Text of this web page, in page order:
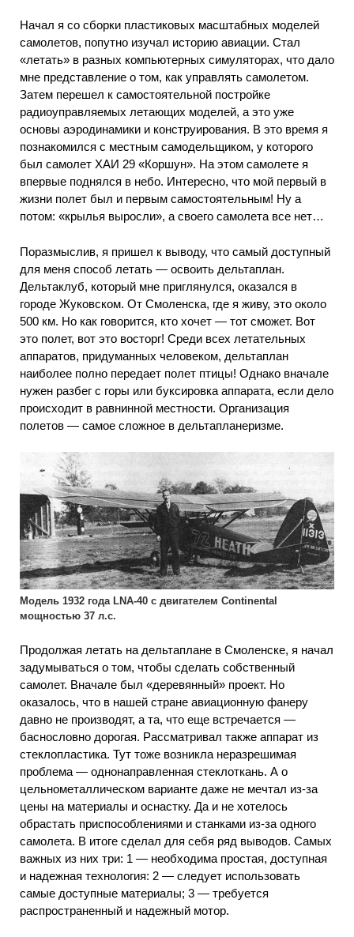
Начал я со сборки пластиковых масштабных моделей
самолетов, попутно изучал историю авиации. Стал
«летать» в разных компьютерных симуляторах, что дало
мне представление о том, как управлять самолетом.
Затем перешел к самостоятельной постройке
радиоуправляемых летающих моделей, а это уже
основы аэродинамики и конструирования. В это время я
познакомился с местным самодельщиком, у которого
был самолет ХАИ 29 «Коршун». На этом самолете я
впервые поднялся в небо. Интересно, что мой первый в
жизни полет был и первым самостоятельным! Ну а
потом: «крылья выросли», а своего самолета все нет…
Поразмыслив, я пришел к выводу, что самый доступный
для меня способ летать — освоить дельтаплан.
Дельтаклуб, который мне приглянулся, оказался в
городе Жуковском. От Смоленска, где я живу, это около
500 км. Но как говорится, кто хочет — тот сможет. Вот
это полет, вот это восторг! Среди всех летательных
аппаратов, придуманных человеком, дельтаплан
наиболее полно передает полет птицы! Однако вначале
нужен разбег с горы или буксировка аппарата, если дело
происходит в равнинной местности. Организация
полетов — самое сложное в дельтапланеризме.
Модель 1932 года LNA-40 с двигателем Continental
мощностью 37 л.с.
Продолжая летать на дельтаплане в Смоленске, я начал
задумываться о том, чтобы сделать собственный
самолет. Вначале был «деревянный» проект. Но
оказалось, что в нашей стране авиационную фанеру
давно не производят, а та, что еще встречается —
баснословно дорогая. Рассматривал также аппарат из
стеклопластика. Тут тоже возникла неразрешимая
проблема — однонаправленная стеклоткань. А о
цельнометаллическом варианте даже не мечтал из-за
цены на материалы и оснастку. Да и не хотелось
обрастать приспособлениями и станками из-за одного
самолета. В итоге сделал для себя ряд выводов. Самых
важных из них три: 1 — необходима простая, доступная
и надежная технология: 2 — следует использовать
самые доступные материалы; 3 — требуется
распространенный и надежный мотор.